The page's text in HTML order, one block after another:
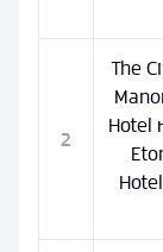
2
The
Hotel